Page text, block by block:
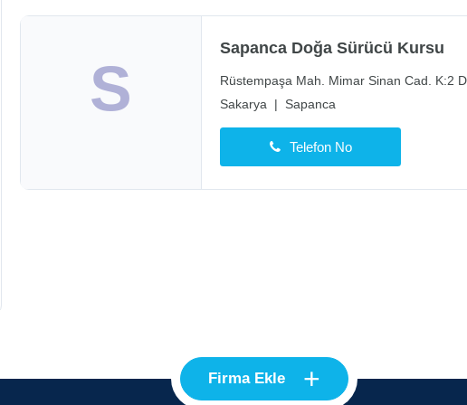
S
Sapanca Doğa Sürücü Kursu
Rüstempaşa Mah. Mimar Sinan Cad. K:2
Sakarya | Sapanca
Telefon No
Firma Ekle +